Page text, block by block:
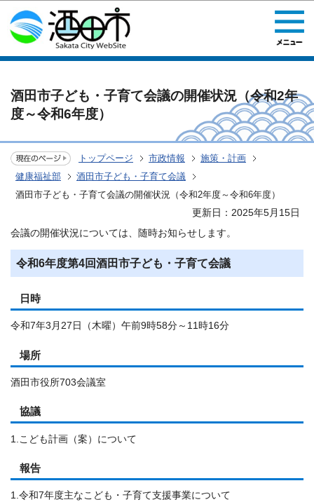
このページの本文へ移動
酒田市子ども・子育て会議の開催状況（令和2年
度～令和6年度）
トップページ 市政情報
施策・計画
健康福祉部
酒田市子ども・子育て会議
酒田市子ども・子育て会議の開催状況（令和2年度～令和6年度）
更新日：2025年5月15日
会議の開催状況については、随時お知らせします。
令和6年度第4回酒田市子ども・子育て会議
日時
令和7年3月27日（木曜）午前9時58分～11時16分
場所
酒田市役所703会議室
協議
1.こども計画（案）について
報告
1.令和7年度主なこども・子育て支援事業について